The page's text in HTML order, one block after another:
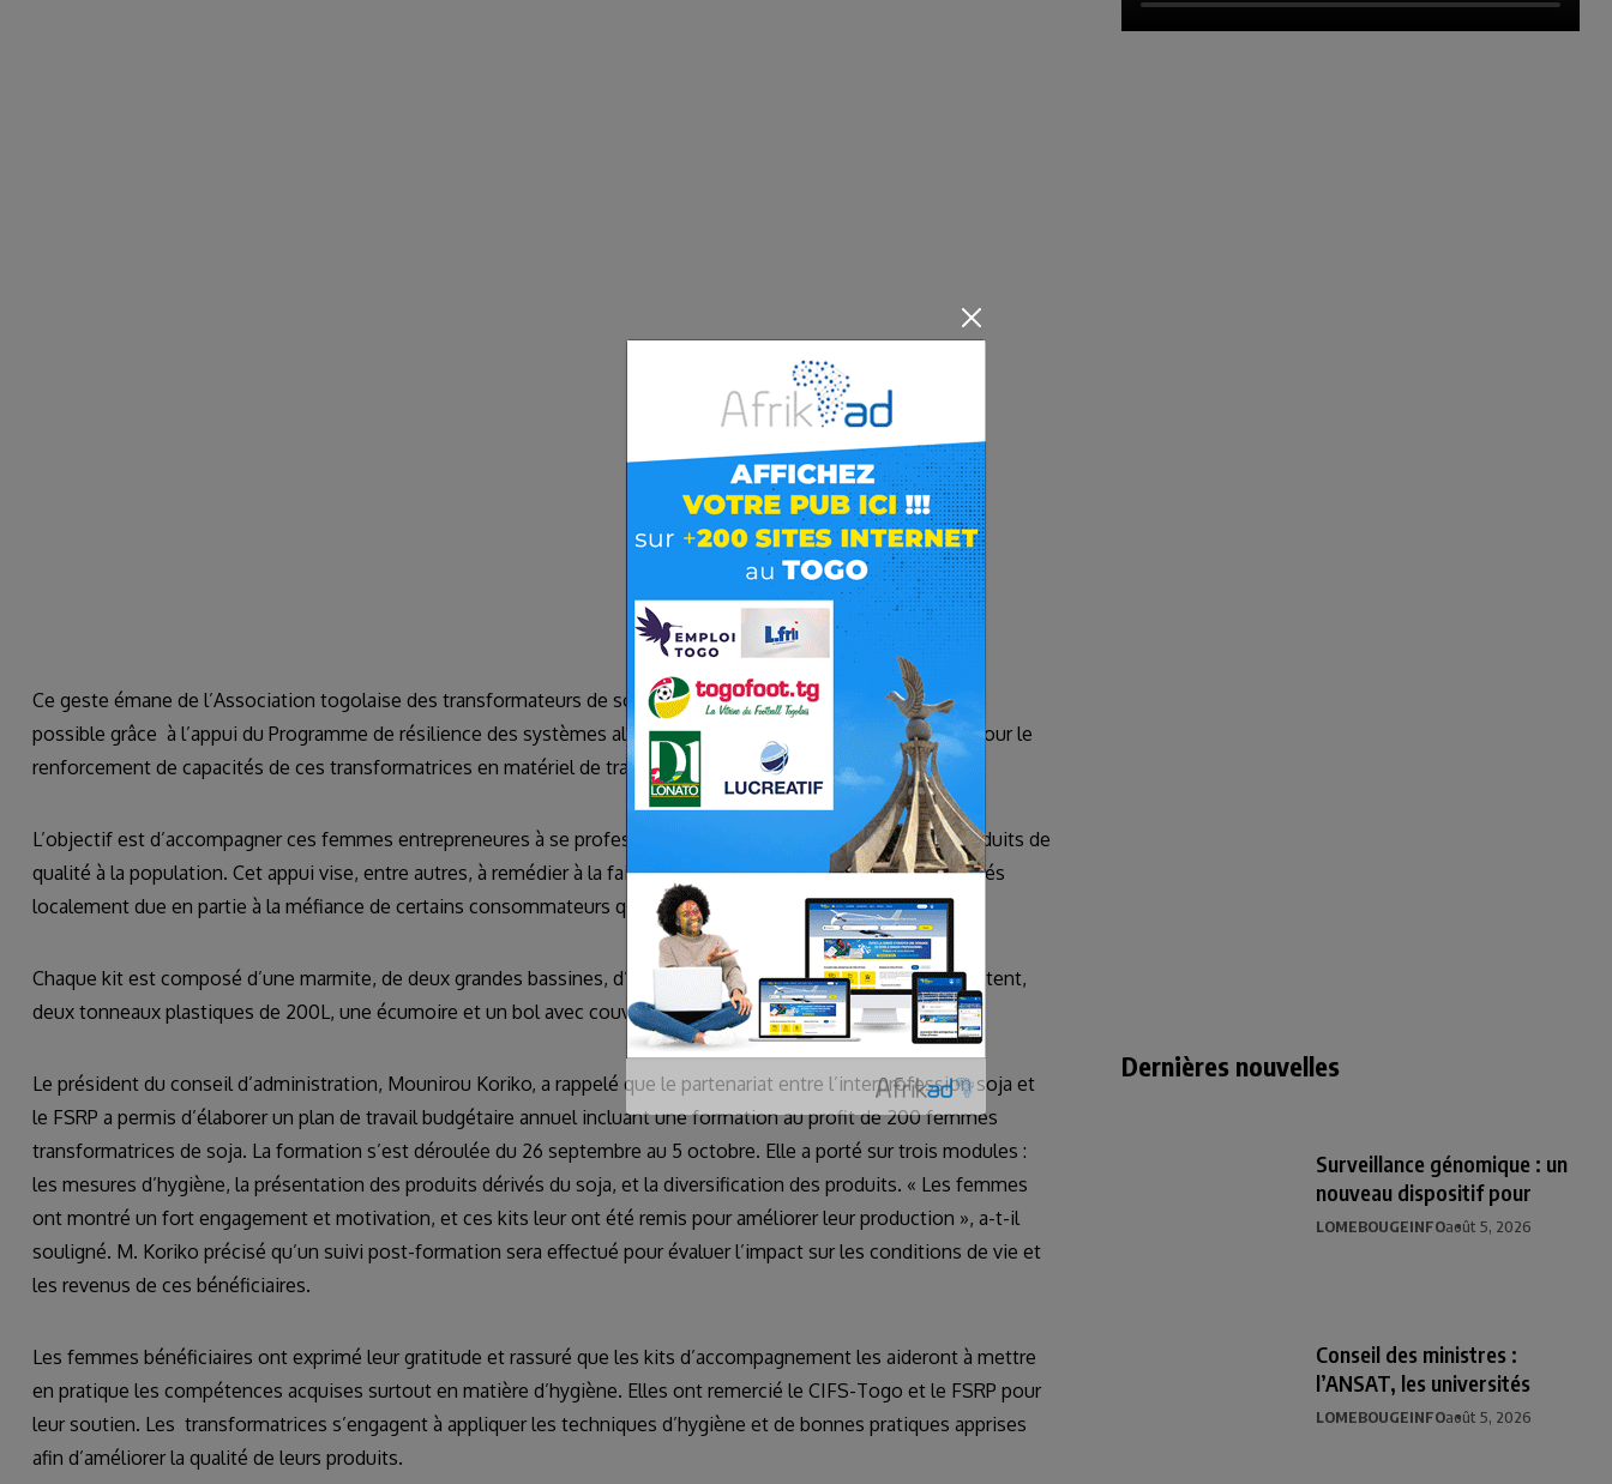
Ce geste émane de l’Association togolaise des transformateurs de soja (ATTS) à travers le CIFS -Togo. Il a été
possible grâce à l’appui du Programme de résilience des systèmes alimentaires en Afrique de l’Ouest (FSRP) pour le
renforcement de capacités de ces transformatrices en matériel de transformation.
L’objectif est d’accompagner ces femmes entrepreneures à se professionnaliser pour offrir une gamme de produits de
qualité à la population. Cet appui vise, entre autres, à remédier à la faible consommation de produits transformés
localement due en partie à la méfiance de certains consommateurs qui doutent de la qualité de ces produits.
Chaque kit est composé d’une marmite, de deux grandes bassines, d’une poêle et d’une passoire. A cela s’ajoutent,
deux tonneaux plastiques de 200L, une écumoire et un bol avec couvercle pour la vente.
Le président du conseil d’administration, Mounirou Koriko, a rappelé que le partenariat entre l’interprofession soja et
le FSRP a permis d’élaborer un plan de travail budgétaire annuel incluant une formation au profit de 200 femmes
transformatrices de soja. La formation s’est déroulée du 26 septembre au 5 octobre. Elle a porté sur trois modules :
les mesures d’hygiène, la présentation des produits dérivés du soja, et la diversification des produits. « Les femmes
ont montré un fort engagement et motivation, et ces kits leur ont été remis pour améliorer leur production », a-t-il
souligné. M. Koriko précisé qu’un suivi post-formation sera effectué pour évaluer l’impact sur les conditions de vie et
les revenus de ces bénéficiaires.
Les femmes bénéficiaires ont exprimé leur gratitude et rassuré que les kits d’accompagnement les aideront à mettre
en pratique les compétences acquises surtout en matière d’hygiène. Elles ont remercié le CIFS-Togo et le FSRP pour
leur soutien. Les transformatrices s’engagent à appliquer les techniques d’hygiène et de bonnes pratiques apprises
afin d’améliorer la qualité de leurs produits.
Dernières nouvelles
Surveillance génomique : un
nouveau dispositif pour
LOMEBOUGEINFOaoût 5, 2026
Conseil des ministres :
l’ANSAT, les universités
LOMEBOUGEINFOaoût 5, 2026